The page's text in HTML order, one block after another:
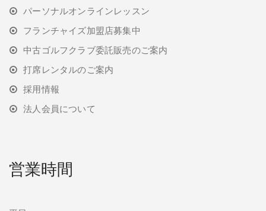
パーソナルオンラインレッスン
フランチャイズ加盟店募集中
中古ゴルフクラブ委託販売のご案内
打席レンタルのご案内
採用情報
法人会員について
営業時間